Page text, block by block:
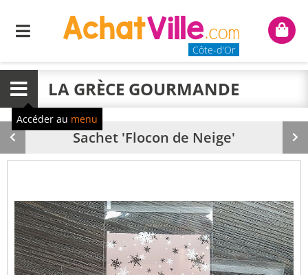
Menu
Côte-d'Or
Mon
Menu LA GRÈCE GOURMANDE
Accéder au menu
Produit
précédent
Sachet 'Flocon de Neige'